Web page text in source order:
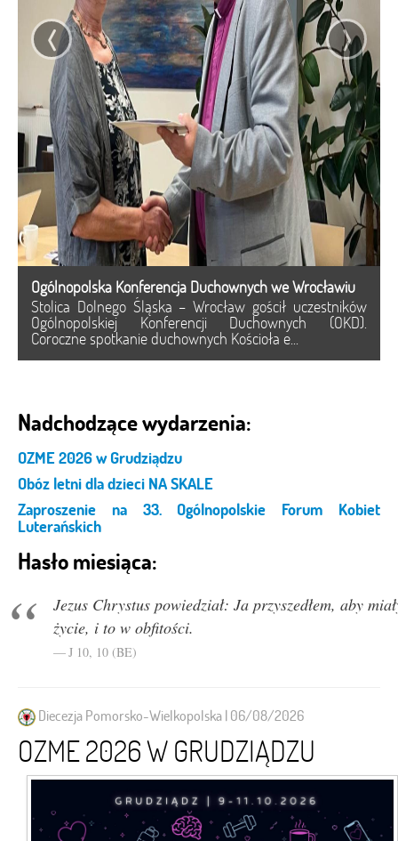
Ogólnopolska Konferencja Duchownych we Wrocławiu
Stolica Dolnego Śląska – Wrocław gościł uczestników
Ogólnopolskiej Konferencji Duchownych (OKD).
Coroczne spotkanie duchownych Kościoła e...
‹ ›
Nadchodzące wydarzenia:
OZME 2026 w Grudziądzu
Obóz letni dla dzieci NA SKALE
Zaproszenie na 33. Ogólnopolskie Forum Kobiet
Luterańskich
Hasło miesiąca:
Jezus Chrystus powiedział: Ja przyszedłem, aby
życie, i to w obfitości.
J 10, 10 (BE)
Diecezja Pomorsko-Wielkopolska | 06/08/2026
OZME 2026 W GRUDZIĄDZU